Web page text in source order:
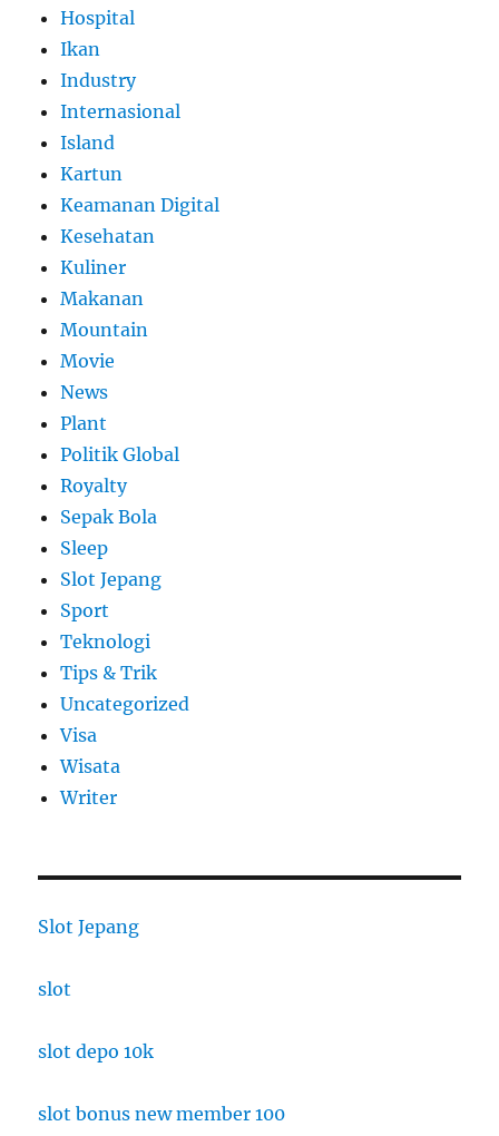
Hospital
Ikan
Industry
Internasional
Island
Kartun
Keamanan Digital
Kesehatan
Kuliner
Makanan
Mountain
Movie
News
Plant
Politik Global
Royalty
Sepak Bola
Sleep
Slot Jepang
Sport
Teknologi
Tips & Trik
Uncategorized
Visa
Wisata
Writer
Slot Jepang
slot
slot depo 10k
slot bonus new member 100